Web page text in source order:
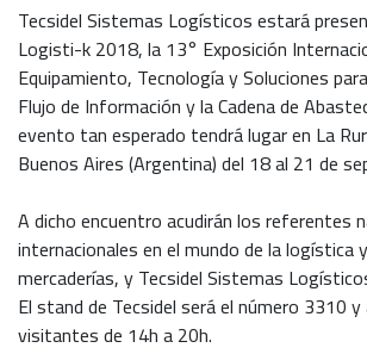
Tecsidel Sistemas Logísticos estará
Logisti-k 2018, la 13° Exposición
Equipamiento, Tecnología y Soluciones
Flujo de Información y la Cadena de
evento tan esperado tendrá lugar en La
Buenos Aires (Argentina) del 18 al 21 de
A dicho encuentro acudirán los referentes
internacionales en el mundo de la logística
mercaderías, y Tecsidel Sistemas
El stand de Tecsidel será el número 3310
visitantes de 14h a 20h.